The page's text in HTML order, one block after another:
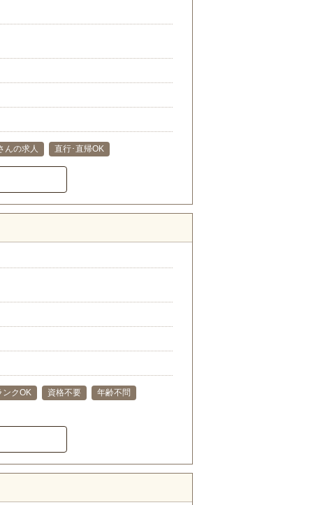
んの求人 直行･直帰OK
ンクOK 資格不要
年齢不問